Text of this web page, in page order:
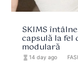
SKIMS
capsulă la fel
modulară
hourglass_full 14 day ago